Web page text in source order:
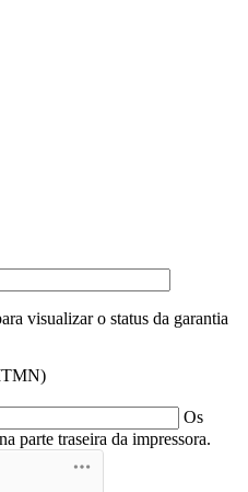
visualizar o status da garantia
Os
parte traseira da impressora.